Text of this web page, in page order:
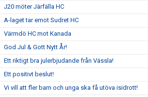
J20 möter Järfälla HC
A-laget tar emot Sudret HC
Värmdö HC mot Kanada
God Jul & Gott Nytt År!
Ett riktigt bra julerbjudande från Vässla!
Ett positivt beslut!
Vi vill att fler barn och unga ska få utöva isidrott!